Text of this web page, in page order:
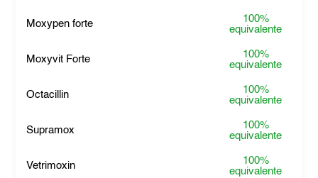
Moxypen forte
100%
equivalente
Moxyvit Forte
100%
equivalente
Octacillin
100%
equivalente
Supramox
100%
equivalente
Vetrimoxin
100%
equivalente